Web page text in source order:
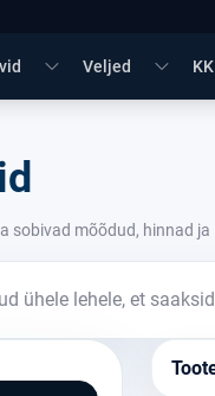
Veljed
sobivad mõõdud, hinnad
ühele lehele, et